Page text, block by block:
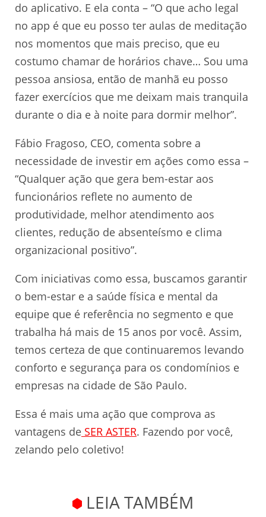
do aplicativo. E ela conta – “O que acho legal
no app é que eu posso ter aulas de meditação
nos momentos que mais preciso, que eu
costumo chamar de horários chave… Sou uma
pessoa ansiosa, então de manhã eu posso
fazer exercícios que me deixam mais tranquila
durante o dia e à noite para dormir melhor”.
Fábio Fragoso, CEO, comenta sobre a
necessidade de investir em ações como essa –
“Qualquer ação que gera bem-estar aos
funcionários reflete no aumento de
produtividade, melhor atendimento aos
clientes, redução de absenteísmo e clima
organizacional positivo”.
Com iniciativas como essa, buscamos garantir
o bem-estar e a saúde física e mental da
equipe que é referência no segmento e que
trabalha há mais de 15 anos por você. Assim,
temos certeza de que continuaremos levando
conforto e segurança para os condomínios e
empresas na cidade de São Paulo.
Essa é mais uma ação que comprova as
vantagens de SER ASTER. Fazendo por você,
zelando pelo coletivo!
LEIA TAMBÉM